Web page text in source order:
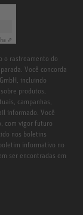
⇗
o rastreamento do
Você concorda
incluindo
produtos,
campanhas,
informado. Você
com vigor futuro
nos boletins
informativo no
ser encontradas em